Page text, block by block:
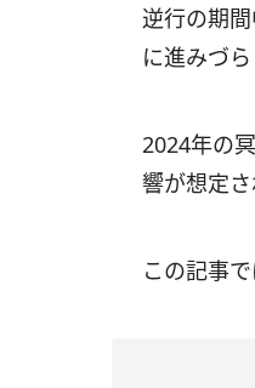
逆行の期
に進みづ
2024年の
響が想定
この記事